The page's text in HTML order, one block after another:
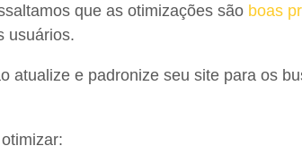
que as otimizações são boas
usuários.
atualize e padronize seu site para os